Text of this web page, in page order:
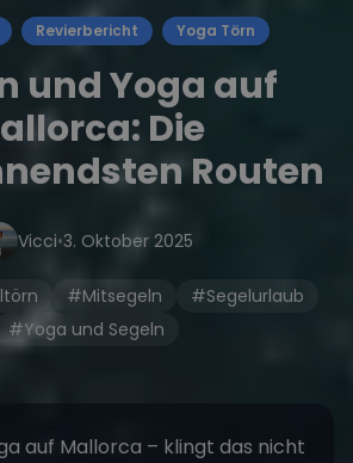
Revierbericht Yoga Törn
und Yoga auf
Die
Routen
Vicci•3. Oktober 2025
#Mitsegeln
#Segelurlaub
#Yoga und Segeln
auf Mallorca – klingt das nicht